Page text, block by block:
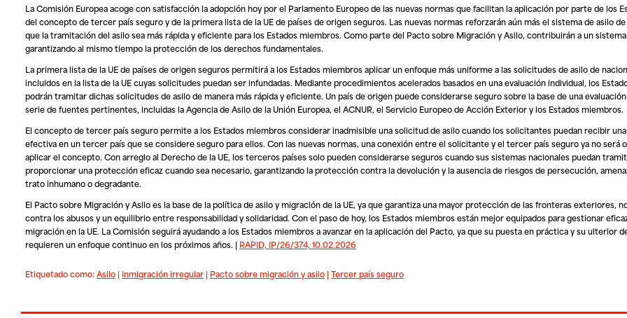
La Comisión Europea acoge con satisfacción la adopción hoy por el Parlamento Europeo de las nuevas normas que facilitan la aplicación por parte de los
del concepto de tercer país seguro y de la primera lista de la UE de países de origen seguros. Las nuevas normas reforzarán aún más el sistema de asilo de
que la tramitación del asilo sea más rápida y eficiente para los Estados miembros. Como parte del Pacto sobre Migración y Asilo, contribuirán a un
garantizando al mismo tiempo la protección de los derechos fundamentales.
La primera lista de la UE de países de origen seguros permitirá a los Estados miembros aplicar un enfoque más uniforme a las solicitudes de asilo de
incluidos en la lista de la UE cuyas solicitudes puedan ser infundadas. Mediante procedimientos acelerados basados en una evaluación individual, los
podrán tramitar dichas solicitudes de asilo de manera más rápida y eficiente. Un país de origen puede considerarse seguro sobre la base de una evaluación
serie de fuentes pertinentes, incluidas la Agencia de Asilo de la Unión Europea, el ACNUR, el Servicio Europeo de Acción Exterior y los Estados miembros.
El concepto de tercer país seguro permite a los Estados miembros considerar inadmisible una solicitud de asilo cuando los solicitantes puedan recibir
efectiva en un tercer país que se considere seguro para ellos. Con las nuevas normas, una conexión entre el solicitante y el tercer país seguro ya no será
aplicar el concepto. Con arreglo al Derecho de la UE, los terceros países solo pueden considerarse seguros cuando sus sistemas nacionales puedan
proporcionar una protección eficaz cuando sea necesario, garantizando la protección contra la devolución y la ausencia de riesgos de persecución,
trato inhumano o degradante.
El Pacto sobre Migración y Asilo es la base de la política de asilo y migración de la UE, ya que garantiza una mayor protección de las fronteras exteriores,
contra los abusos y un equilibrio entre responsabilidad y solidaridad. Con el paso de hoy, los Estados miembros están mejor equipados para gestionar
migración en la UE. La Comisión seguirá ayudando a los Estados miembros a avanzar en la aplicación del Pacto, ya que su puesta en práctica y su ulterior
requieren un enfoque continuo en los próximos años. | RAPID, IP/26/374, 10.02.2026
Etiquetado como:Asilo| Inmigración irregular| Pacto sobre migración y asilo| Tercer país seguro